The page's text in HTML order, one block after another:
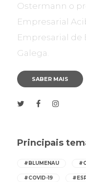
Ostermann o
Empresarial
Empresarial de
Galega.
SABER MAIS
Principais
#BLUMENAU
#COVID-19